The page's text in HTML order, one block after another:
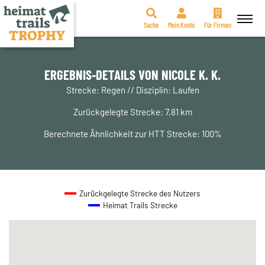
Zum
Suche Mein Konto Für Firmen
ERGEBNIS-DETAILS VON NICOLE K. K.
Strecke: Regen // Disziplin: Laufen
Zurückgelegte Strecke: 7,81 km
Berechnete Ähnlichkeit zur HTT Strecke: 100%
Zurückgelegte Strecke des Nutzers
Heimat Trails Strecke